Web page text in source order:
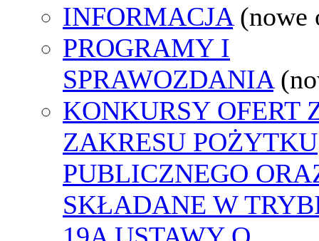
INFORMACJA (nowe
PROGRAMY I
SPRAWOZDANIA
KONKURSY OFERT
ZAKRESU POŻYTKU
PUBLICZNEGO
SKŁADANE W